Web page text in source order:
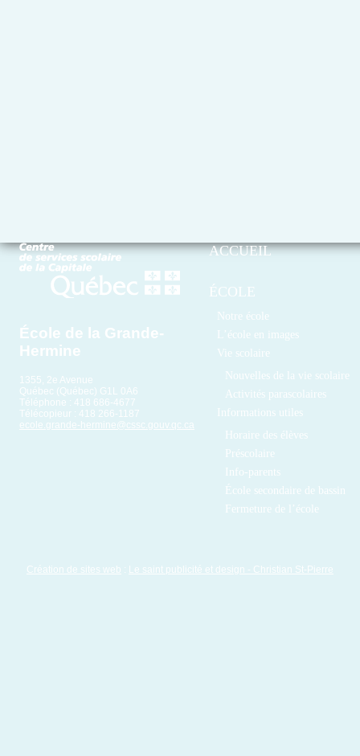
École de la Grande-
Hermine
1355, 2e Avenue
Québec (Québec) G1L 0A6
Téléphone : 418 686-4677
Télécopieur : 418 266-1187
ecole.grande-hermine@cssc.gouv.qc.ca
ACCUEIL
ÉCOLE
Notre école
L’école en images
Vie scolaire
Nouvelles de la vie scolaire
Activités parascolaires
Informations utiles
Horaire des élèves
Préscolaire
Info-parents
École secondaire de bassin
Fermeture de l’école
Création de sites web : Le saint publicité et design - Christian St-Pierre